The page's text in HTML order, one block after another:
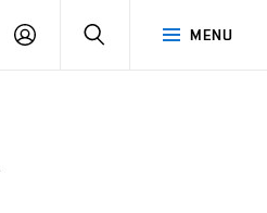
MENU
PŘIHLÁSIT